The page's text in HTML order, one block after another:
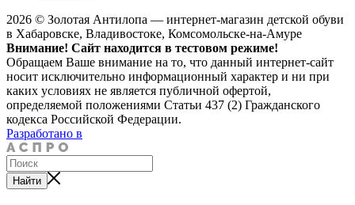
2026 © Золотая Антилопа — интернет-магазин детской обуви
в Хабаровске, Владивостоке, Комсомольске-на-Амуре
Внимание! Сайт находится в тестовом режиме!
Обращаем Ваше внимание на то, что данный интернет-сайт
носит исключительно информационный характер и ни при
каких условиях не является публичной офертой,
определяемой положениями Статьи 437 (2) Гражданского
кодекса Российской Федерации.
Разработано в
Найти